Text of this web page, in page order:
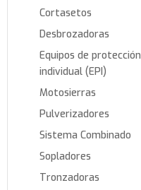
Cortasetos
Desbrozadoras
Equipos de protección
individual (EPI)
Motosierras
Pulverizadores
Sistema Combinado
Sopladores
Tronzadoras